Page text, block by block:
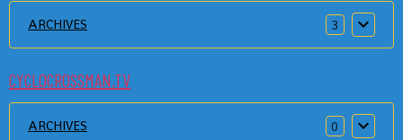
ARCHIVES 3
CYCLOCROSSMAN.TV
ARCHIVES 0